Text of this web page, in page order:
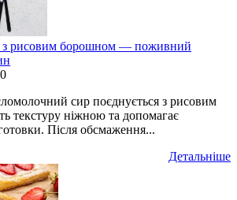
з рисовим борошном — поживний
0
сир поєднується з рисовим
текстуру ніжною та допомагає
Після обсмаження...
Детальніше